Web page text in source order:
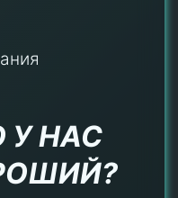
У НАС